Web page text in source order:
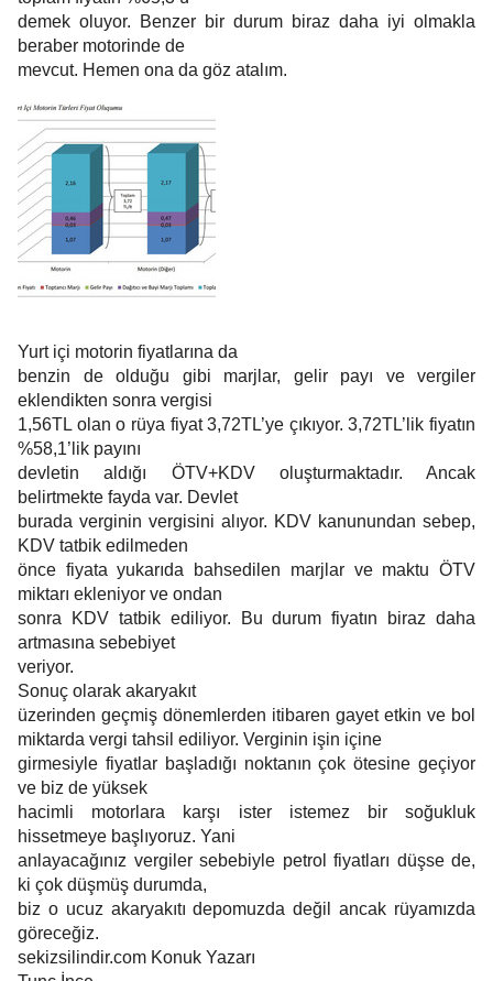
demek oluyor. Benzer bir durum biraz daha iyi olmakla
beraber motorinde de
mevcut. Hemen ona da göz atalım.
Yurt içi motorin fiyatlarına da
benzin de olduğu gibi marjlar, gelir payı ve vergiler
eklendikten sonra vergisi
1,56TL olan o rüya fiyat 3,72TL’ye çıkıyor. 3,72TL’lik fiyatın
%58,1’lik payını
devletin aldığı ÖTV+KDV oluşturmaktadır. Ancak
belirtmekte fayda var. Devlet
burada verginin vergisini alıyor. KDV kanunundan sebep,
KDV tatbik edilmeden
önce fiyata yukarıda bahsedilen marjlar ve maktu ÖTV
miktarı ekleniyor ve ondan
sonra KDV tatbik ediliyor. Bu durum fiyatın biraz daha
artmasına sebebiyet
veriyor.
Sonuç olarak akaryakıt
üzerinden geçmiş dönemlerden itibaren gayet etkin ve bol
miktarda vergi tahsil ediliyor. Verginin işin içine
girmesiyle fiyatlar başladığı noktanın çok ötesine geçiyor
ve biz de yüksek
hacimli motorlara karşı ister istemez bir soğukluk
hissetmeye başlıyoruz. Yani
anlayacağınız vergiler sebebiyle petrol fiyatları düşse de,
ki çok düşmüş durumda,
biz o ucuz akaryakıtı depomuzda değil ancak rüyamızda
göreceğiz.
sekizsilindir.com Konuk Yazarı